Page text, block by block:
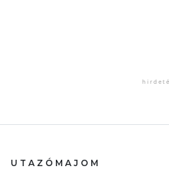
UTAZÓMAJOM